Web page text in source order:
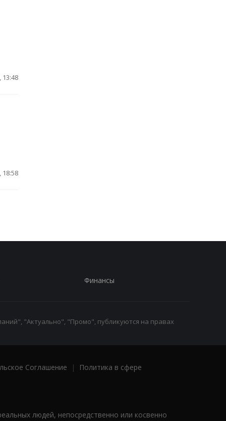
13:48
18:58
Финансы
"Актуально", "Промо", публикуются на правах
Соглашение |
Политика в сфере
людей, непосредственно или косвенно